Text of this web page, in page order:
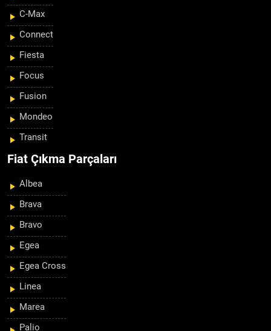
C-Max
Connect
Fiesta
Focus
Fusion
Mondeo
Transit
Fiat Çıkma Parçaları
Albea
Brava
Bravo
Egea
Egea Cross
Linea
Marea
Palio